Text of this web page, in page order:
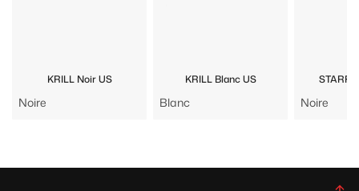
KRILL Noir US
Noire
KRILL Blanc US
Blanc Noire